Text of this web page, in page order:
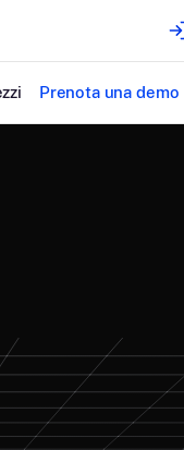
Prenota una demo